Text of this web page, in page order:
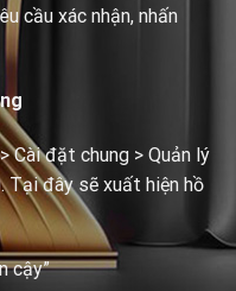
cầu xác nhận, nhấn
Cài đặt chung > Quản lý
Tại đây sẽ xuất hiện hồ
cậy”